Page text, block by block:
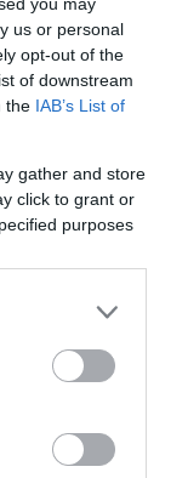
us or personal
opt-out of the
of downstream
the IAB’s List of
gather and store
click to grant or
purposes